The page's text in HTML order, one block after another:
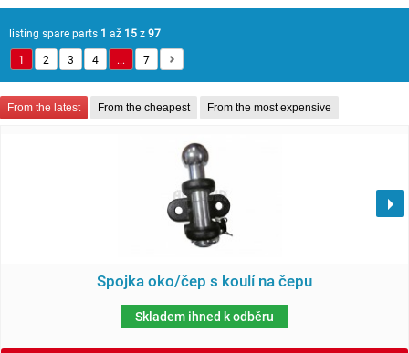
listing spare parts 1 až 15z97
1
2 3 4 ... 7
From the latest From the cheapest From the most expensive
Spojka oko/čep s koulí na čepu
Skladem ihned k odběru